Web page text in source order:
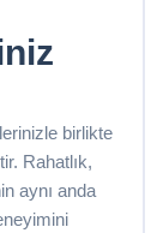
birlikte
Rahatlık,
aynı anda